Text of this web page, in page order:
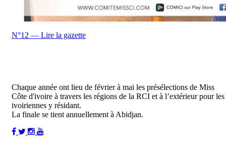
N°12 — Lire la gazette
Chaque année ont lieu de février à mai les présélections de Miss
Côte d'ivoire à travers les régions de la RCI et à l’extérieur pour les
ivoiriennes y résidant.
La finale se tient annuellement à Abidjan.